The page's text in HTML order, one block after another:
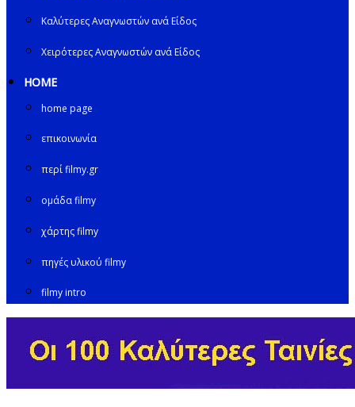
Καλύτερες Αναγνωστών ανά Είδος
Χειρότερες Αναγνωστών ανά Είδος
HOME
home page
επικοινωνία
περί filmy.gr
ομάδα filmy
χάρτης filmy
πηγές υλικού filmy
filmy intro